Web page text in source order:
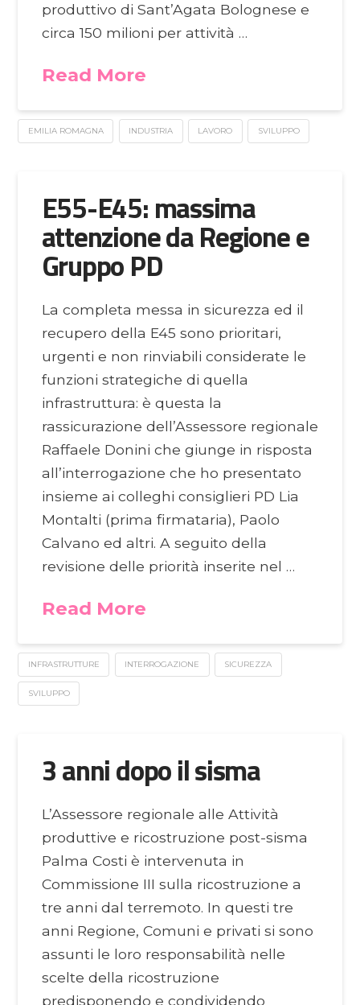
produttivo di Sant’Agata Bolognese e
circa 150 milioni per attività …
Read More
EMILIA ROMAGNA INDUSTRIA LAVORO SVILUPPO
E55-E45: massima
attenzione da Regione e
Gruppo PD
La completa messa in sicurezza ed il
recupero della E45 sono prioritari,
urgenti e non rinviabili considerate le
funzioni strategiche di quella
infrastruttura: è questa la
rassicurazione dell’Assessore regionale
Raffaele Donini che giunge in risposta
all’interrogazione che ho presentato
insieme ai colleghi consiglieri PD Lia
Montalti (prima firmataria), Paolo
Calvano ed altri. A seguito della
revisione delle priorità inserite nel …
Read More
INFRASTRUTTURE INTERROGAZIONE SICUREZZA
SVILUPPO
3 anni dopo il sisma
L’Assessore regionale alle Attività
produttive e ricostruzione post-sisma
Palma Costi è intervenuta in
Commissione III sulla ricostruzione a
tre anni dal terremoto. In questi tre
anni Regione, Comuni e privati si sono
assunti le loro responsabilità nelle
scelte della ricostruzione
predisponendo e condividendo